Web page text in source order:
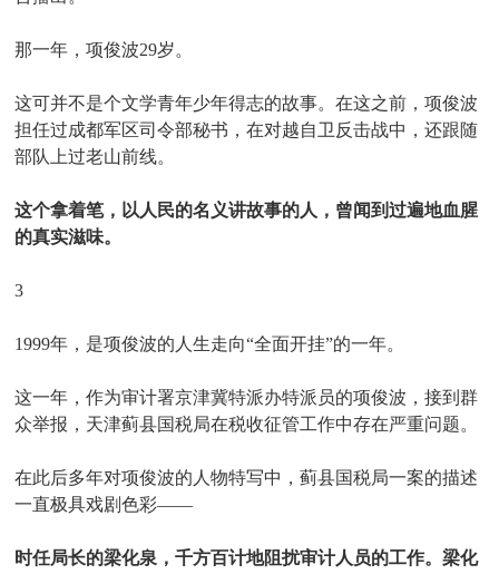
那一年，项俊波29岁。
这可并不是个文学青年少年得志的故事。在这之前，项俊波
担任过成都军区司令部秘书，在对越自卫反击战中，还跟随
部队上过老山前线。
这个拿着笔，以人民的名义讲故事的人，曾闻到过遍地血腥
的真实滋味。
3
1999年，是项俊波的人生走向“全面开挂”的一年。
这一年，作为审计署京津冀特派办特派员的项俊波，接到群
众举报，天津蓟县国税局在税收征管工作中存在严重问题。
在此后多年对项俊波的人物特写中，蓟县国税局一案的描述
一直极具戏剧色彩——
时任局长的梁化泉，千方百计地阻扰审计人员的工作。梁化